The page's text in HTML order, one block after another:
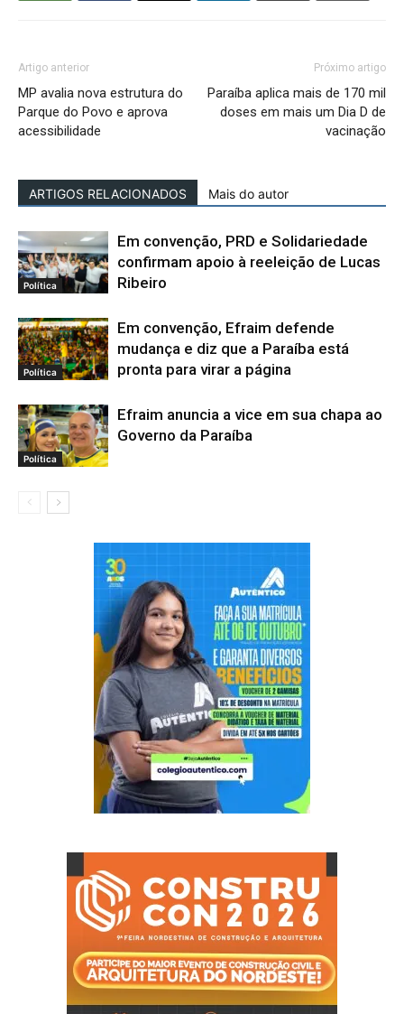
Artigo anterior
MP avalia nova estrutura do
Parque do Povo e aprova
acessibilidade
Próximo artigo
Paraíba aplica mais de 170 mil
doses em mais um Dia D de
vacinação
ARTIGOS RELACIONADOS Mais do autor
Política
Em convenção, PRD e Solidariedade
confirmam apoio à reeleição de Lucas
Ribeiro
Política
Em convenção, Efraim defende
mudança e diz que a Paraíba está
pronta para virar a página
Política
Efraim anuncia a vice em sua chapa ao
Governo da Paraíba